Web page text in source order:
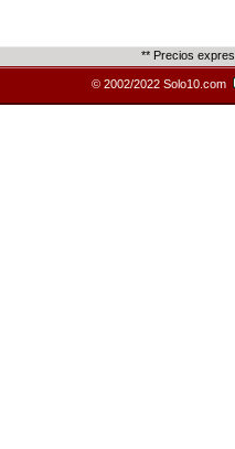
** Precios
© 2002/2022 Solo10.com